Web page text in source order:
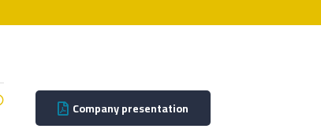
Company presentation